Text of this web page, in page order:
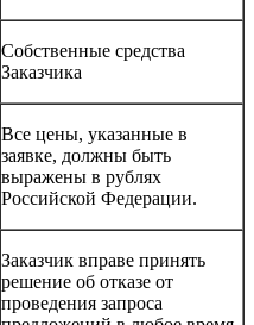
Собственные средства
Заказчика
Все цены, указанные в
заявке, должны быть
выражены в рублях
Российской Федерации.
Заказчик вправе принять
решение об отказе от
проведения запроса